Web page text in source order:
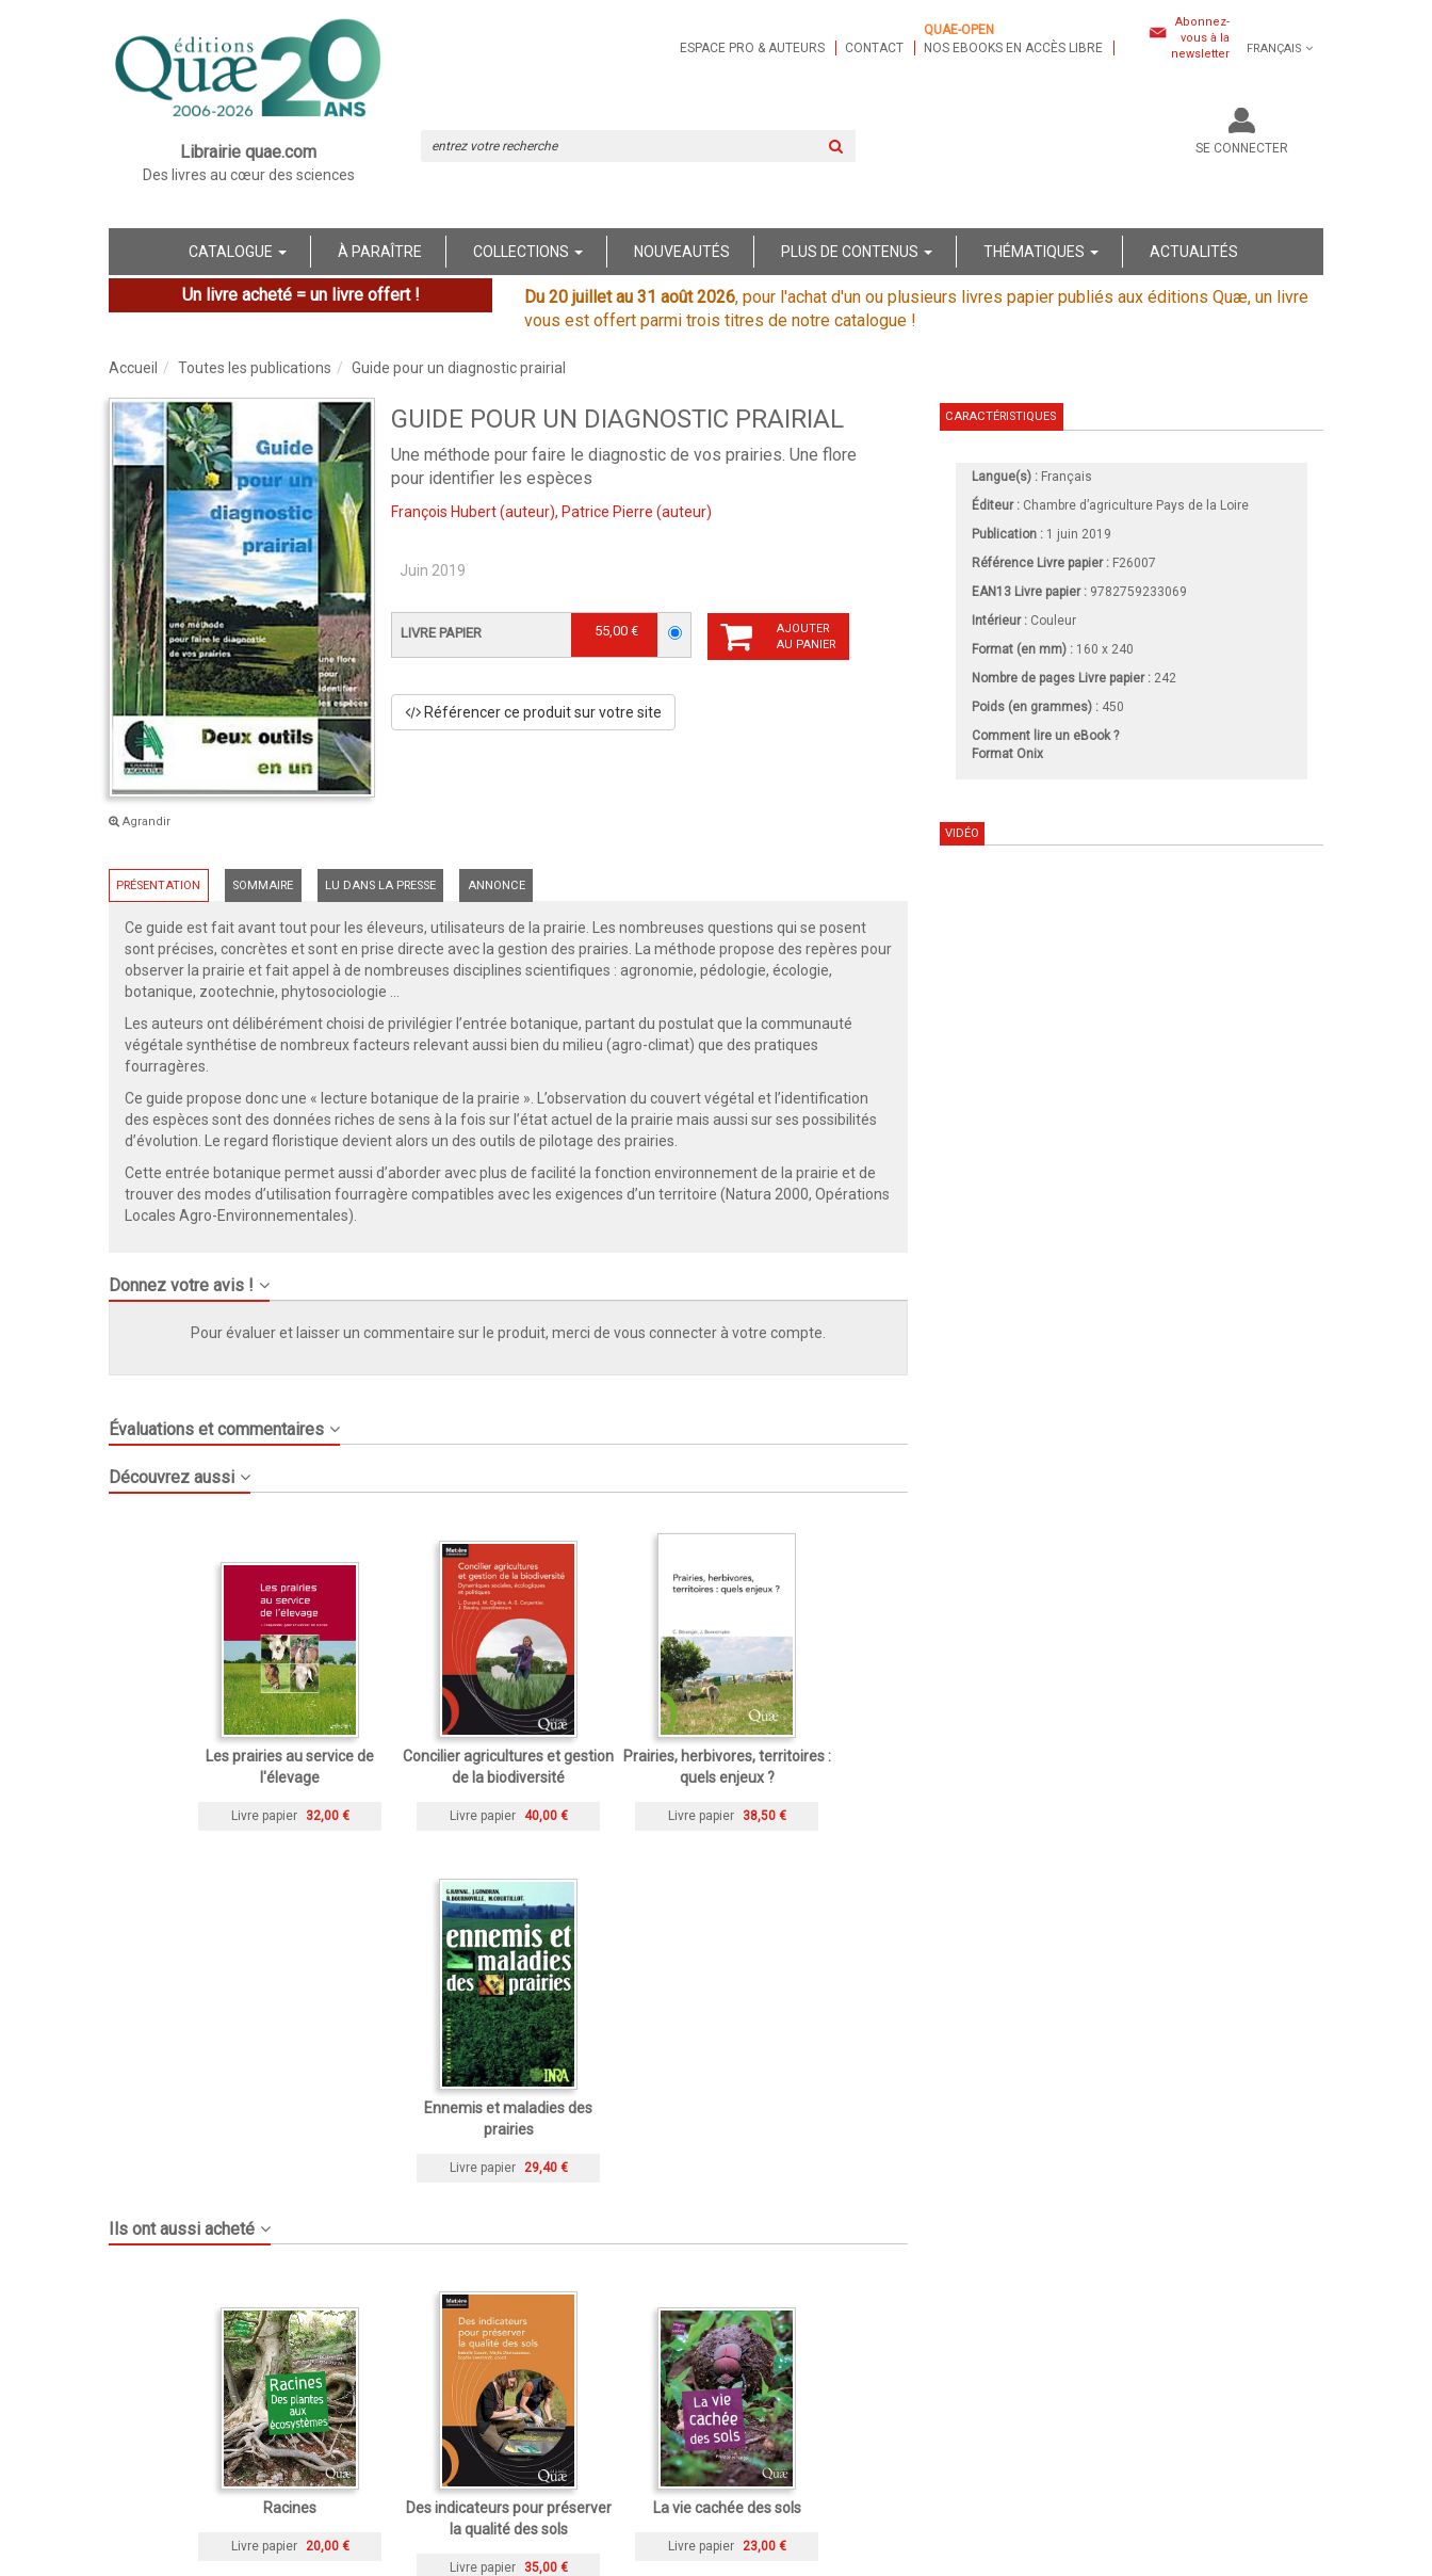
Librairie quae.com
Des livres au cœur des sciences
ESPACE PRO & AUTEURS CONTACT
QUAE-OPEN
NOS EBOOKS EN ACCÈS LIBRE
Abonnez-
vous à la
newsletter
FRANÇAIS
SE CONNECTER
CATALOGUE À PARAÎTRE COLLECTIONS NOUVEAUTÉS PLUS DE CONTENUS THÉMATIQUES ACTUALITÉS
Un livre acheté = un livre offert ! Du 20 juillet au 31 août 2026, pour l'achat d'un ou plusieurs livres papier publiés aux éditions Quæ, un livre
vous est offert parmi trois titres de notre catalogue !
Accueil Toutes les publications Guide pour un diagnostic prairial
Agrandir
GUIDE POUR UN DIAGNOSTIC PRAIRIAL
Une méthode pour faire le diagnostic de vos prairies. Une flore
pour identifier les espèces
François Hubert(auteur), Patrice Pierre (auteur)
Juin 2019
LIVRE PAPIER 55,00 €
AJOUTER
AU PANIER
Référencer ce produit sur votre site
PRÉSENTATION SOMMAIRE LU DANS LA PRESSE ANNONCE
Ce guide est fait avant tout pour les éleveurs, utilisateurs de la prairie. Les nombreuses questions qui se posent
sont précises, concrètes et sont en prise directe avec la gestion des prairies. La méthode propose des repères pour
observer la prairie et fait appel à de nombreuses disciplines scientifiques : agronomie, pédologie, écologie,
botanique, zootechnie, phytosociologie …
Les auteurs ont délibérément choisi de privilégier l’entrée botanique, partant du postulat que la communauté
végétale synthétise de nombreux facteurs relevant aussi bien du milieu (agro-climat) que des pratiques
fourragères.
Ce guide propose donc une « lecture botanique de la prairie ». L’observation du couvert végétal et l’identification
des espèces sont des données riches de sens à la fois sur l’état actuel de la prairie mais aussi sur ses possibilités
d’évolution. Le regard floristique devient alors un des outils de pilotage des prairies.
Cette entrée botanique permet aussi d’aborder avec plus de facilité la fonction environnement de la prairie et de
trouver des modes d’utilisation fourragère compatibles avec les exigences d’un territoire (Natura 2000, Opérations
Locales Agro-Environnementales).
Donnez votre avis !
Pour évaluer et laisser un commentaire sur le produit, merci de vous connecter à votre compte.
Évaluations et commentaires
Découvrez aussi
Les prairies au service de
l'élevage
Livre papier 32,00 €
Concilier agricultures et gestion
de la biodiversité
Livre papier 40,00 €
Prairies, herbivores, territoires :
quels enjeux ?
Livre papier 38,50 €
Ennemis et maladies des
prairies
Livre papier 29,40 €
Ils ont aussi acheté
Racines
Livre papier 20,00 €
Des indicateurs pour préserver
la qualité des sols
Livre papier 35,00 €
La vie cachée des sols
Livre papier 23,00 €
CARACTÉRISTIQUES
Langue(s) : Français
Éditeur : Chambre d’agriculture Pays de la Loire
Publication : 1 juin 2019
Référence Livre papier : F26007
EAN13 Livre papier : 9782759233069
Intérieur : Couleur
Format (en mm) : 160 x 240
Nombre de pages Livre papier: 242
Poids (en grammes) : 450
Comment lire un eBook ?
Format Onix
VIDÉO